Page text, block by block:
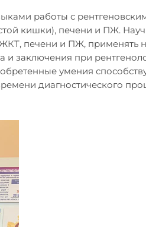
работы с
кишки), печени и ПЖ.
печени и ПЖ, применять
заключения при
умения
диагностического